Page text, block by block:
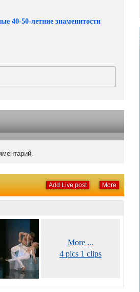
40-50-летние знаменитости
More
Add Live post
More ...
4 pics 1 clips